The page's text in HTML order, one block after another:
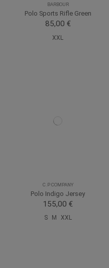
BARBOUR
Polo Sports Rifle Green
85,00 €
XXL
C.P COMPANY
Polo Indigo Jersey
155,00 €
S M XXL